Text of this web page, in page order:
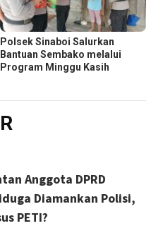
Polsek Sinaboi Salurkan
Bantuan Sembako melalui
Program Minggu Kasih
Anggota DPRD
Diamankan Polisi,
PETI?